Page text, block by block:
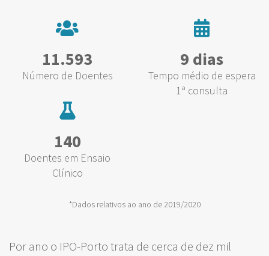
11.593
Número de Doentes
9 dias
Tempo médio de espera
1ª consulta
140
Doentes em Ensaio
Clínico
*Dados relativos ao ano de 2019/2020
Por ano o IPO-Porto trata de cerca de dez mil